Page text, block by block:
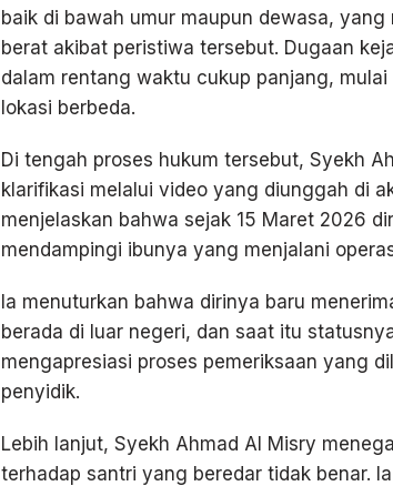
baik di bawah umur maupun dewasa,
berat akibat peristiwa tersebut. Dugaan
dalam rentang waktu cukup panjang,
lokasi berbeda.
Di tengah proses hukum tersebut, Syekh
klarifikasi melalui video yang diunggah di
menjelaskan bahwa sejak 15 Maret 2026
mendampingi ibunya yang menjalani
Ia menuturkan bahwa dirinya baru
berada di luar negeri, dan saat itu
mengapresiasi proses pemeriksaan yang
penyidik.
Lebih lanjut, Syekh Ahmad Al Misry
terhadap santri yang beredar tidak benar.